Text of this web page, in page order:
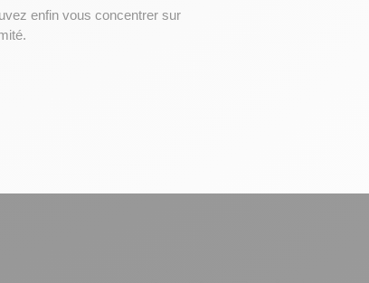
enfin vous concentrer sur